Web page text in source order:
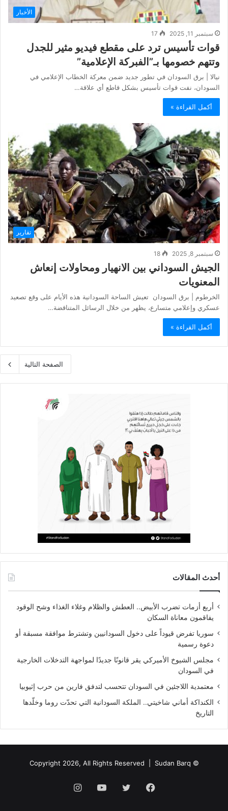
الأخبار
سبتمبر 11, 2025 17
قوات تأسيس ترد على مقطع فيديو مثير للجدل
وتتهم خصومها بـ”الفبركة الإعلامية”
نيالا | برق السودان في تطور جديد ضمن معركة الخطاب الإعلامي في
السودان، نفت قوات تأسيس بشكل قاطع أي علاقة…
أكمل القراءة »
تقارير
سبتمبر 8, 2025 18
الجيش السوداني بين الانهيار ومحاولات إنعاش
المعنويات
الخرطوم | برق السودان تعيش الساحة السودانية هذه الأيام على وقع تصعيد
عسكري وإعلامي متسارع، يظهر من خلال الرسائل المتناقضة…
أكمل القراءة »
الصفحة التالية
أحدث المقالات
أربع أزمات تضرب الأبيض.. العطش والظلام وغلاء الغذاء وشح الوقود
يفاقمون معاناة السكان
سوريا تفرض قيوداً على دخول السودانيين وتشترط موافقة مسبقة أو
دعوة رسمية
مجلس الشيوخ الأميركي يقر قانونًا جديدًا لمواجهة التدخلات الخارجية
في السودان
معتمدية اللاجئين في السودان تتحسب لتدفق فارين من حرب إثيوبيا
الكنداكة أماني شاخيتي.. الملكة السودانية التي تحدّت روما وخلّدها
التاريخ
© Copyright 2026, All Rights Reserved |
Sudan Barq
فيسبوك تويتر يوتيوبانستقرام